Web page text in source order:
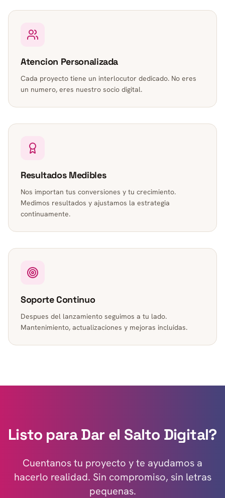
Atencion Personalizada
Cada proyecto tiene un interlocutor dedicado. No eres
un numero, eres nuestro socio digital.
Resultados Medibles
Nos importan tus conversiones y tu crecimiento.
Medimos resultados y ajustamos la estrategia
continuamente.
Soporte Continuo
Despues del lanzamiento seguimos a tu lado.
Mantenimiento, actualizaciones y mejoras incluidas.
Listo para Dar el Salto Digital?
Cuentanos tu proyecto y te ayudamos a
hacerlo realidad. Sin compromiso, sin letras
pequenas.